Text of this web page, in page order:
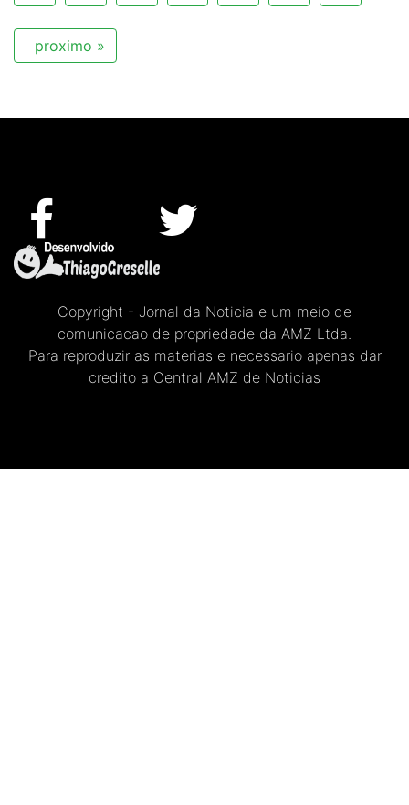
proximo »
Copyright - Jornal da Noticia e um meio de
comunicacao de propriedade da AMZ Ltda.
Para reproduzir as materias e necessario apenas dar
credito a Central AMZ de Noticias